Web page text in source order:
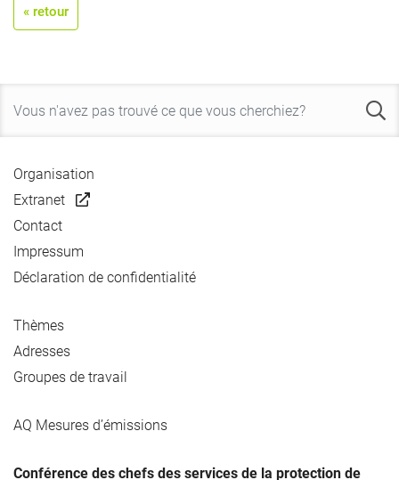
« retour
Organisation
Extranet
Contact
Impressum
Déclaration de confidentialité
Thèmes
Adresses
Groupes de travail
AQ Mesures d’émissions
Conférence des chefs des services de la protection de